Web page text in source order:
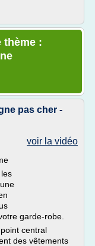
thème :
pas cher -
voir la vidéo
garde-robe.
central
des vêtements